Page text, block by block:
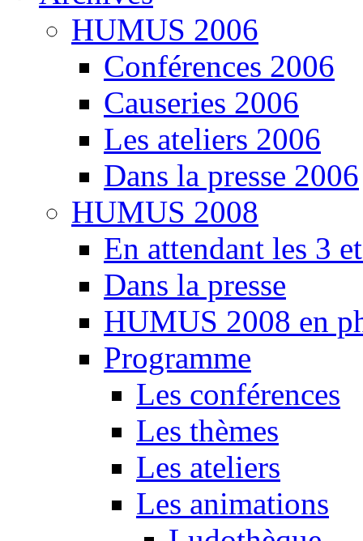
HUMUS 2006
Conférences 2006
Causeries 2006
Les ateliers 2006
Dans la presse 2006
HUMUS 2008
En attendant les 3
Dans la presse
HUMUS 2008 en
Programme
Les conférences
Les thèmes
Les ateliers
Les animations